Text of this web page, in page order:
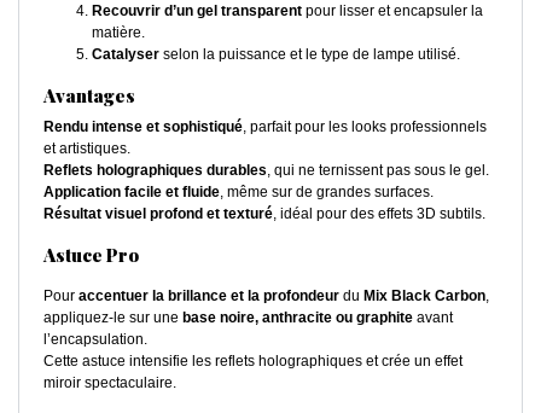
Recouvrir d’un gel transparent pour lisser et encapsuler la
matière.
Catalyser selon la puissance et le type de lampe utilisé.
Avantages
Rendu intense et sophistiqué, parfait pour les looks professionnels
et artistiques.
Reflets holographiques durables, qui ne ternissent pas sous le gel.
Application facile et fluide, même sur de grandes surfaces.
Résultat visuel profond et texturé, idéal pour des effets 3D subtils.
Astuce Pro
Pour accentuer la brillance et la profondeur du Mix Black Carbon,
appliquez-le sur une base noire, anthracite ou graphite avant
l’encapsulation.
Cette astuce intensifie les reflets holographiques et crée un effet
miroir spectaculaire.